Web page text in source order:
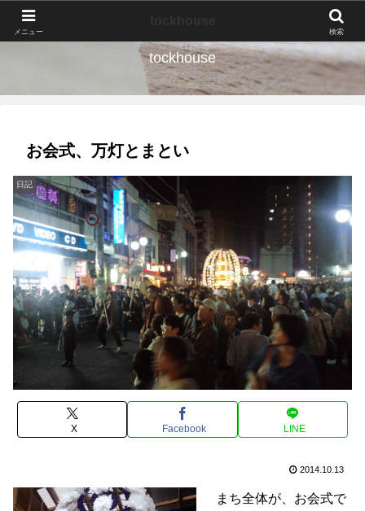
tockhouse
お会式、万灯とまとい
日記
X Facebook LINE
2014.10.13
まち全体が、お会式で
メニュー 検索